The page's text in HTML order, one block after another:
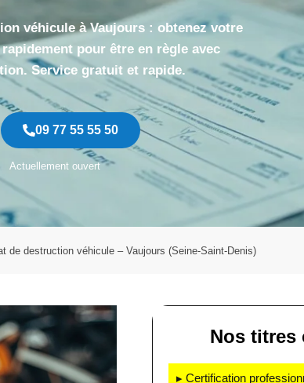
véhicule à Vaujours : obtenez votre
pour être en règle avec
Service gratuit et rapide.
09 77 55 55 50
Actuellement ouvert
de destruction véhicule – Vaujours (Seine-Saint-Denis)
Nos titres
▸ Certification